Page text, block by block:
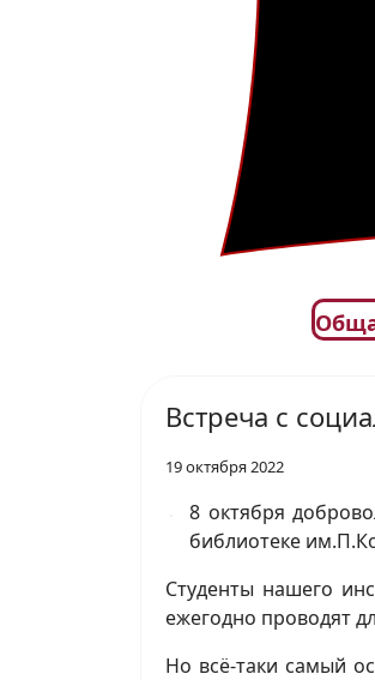
Встреча с
19 октября 2022
8 октября
библиотеке
Студенты нашего
ежегодно проводят
Но всё-таки самый